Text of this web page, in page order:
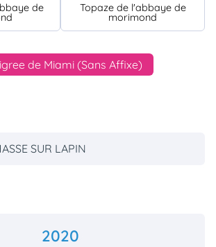
de Topaze de l'abbaye de
morimond
de Miami (Sans Affixe)
SUR LAPIN
2020